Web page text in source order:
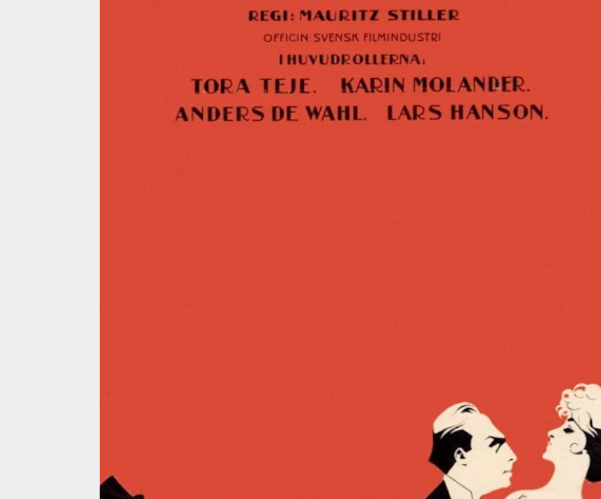
Buster Keaton Cecil B. DeMille